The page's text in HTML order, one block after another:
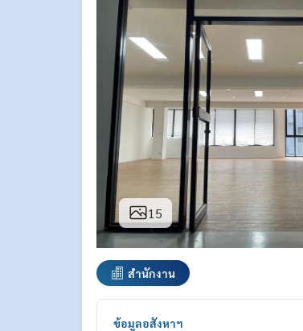
15
สำนักงาน
ข้อมูลอสังหาฯ